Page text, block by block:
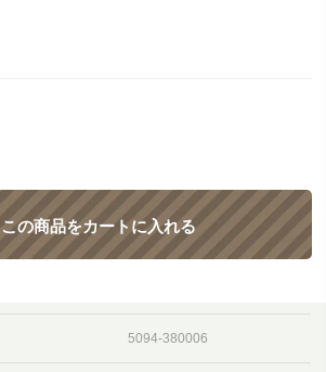
この商品をカートに入れる
5094-380006